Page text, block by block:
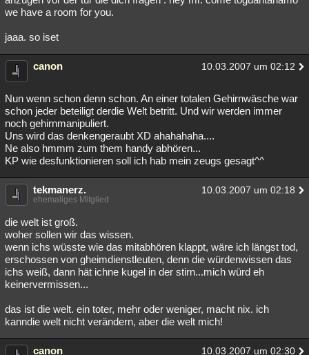
we have a room for you.
jaaa. so iset
canon 10.03.2007 um 02:12
Nun wenn schon denn schon. An einer totalen Gehirnwäsche war
schon jeder beteiligt derdie Welt betritt. Und wir werden immer
noch gehirnmanipuliert.
Uns wird das denkengeraubt XD ahahahaha....
Ne also hmmm zum them handy abhören...
KP wie desfunktionieren soll ich hab mein zeugs gesagt^^
tekmanerz. 10.03.2007 um 02:18
ehemaliges Mitglied
die welt ist groß.
woher sollen wir das wissen.
wenn ichs wüsste wie das mitabhören klappt, wäre ich längst tod,
erschossen von gheimdienstleuten, denn die würdenwissen das
ichs weiß, dann hät ichne kugel in der stirn...mich würd eh
keinervermissen...
das ist die welt. ein toter, mehr oder weniger, macht nix. ich
kanndie welt nicht verändern, aber die welt mich!
canon 10.03.2007 um 02:30